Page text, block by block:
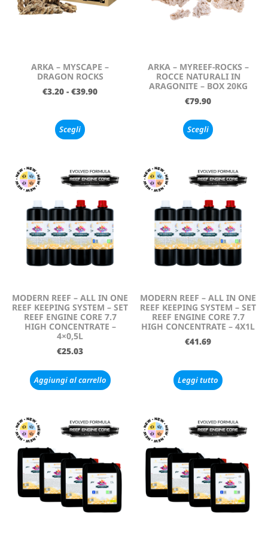
ARKA – MYSCAPE –
DRAGON ROCKS
€3.20 - €39.90
Scegli
ARKA – MYREEF-ROCKS –
ROCCE NATURALI IN
ARAGONITE – BOX 20KG
€79.90
Scegli
MODERN REEF – ALL IN ONE
REEF KEEPING SYSTEM – SET
REEF ENGINE CORE 7.7
HIGH CONCENTRATE –
4×0,5L
€25.03
Aggiungi al carrello
MODERN REEF – ALL IN ONE
REEF KEEPING SYSTEM – SET
REEF ENGINE CORE 7.7
HIGH CONCENTRATE – 4X1L
€41.69
Leggi tutto